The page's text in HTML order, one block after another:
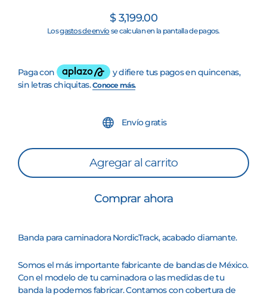
Precio
habitual
$ 3,199.00
Losgastos de envío se calculan en la pantalla de pagos.
Envío gratis
Agregar al carrito
Comprar ahora
Banda para caminadoraNordicTrack, acabado diamante.
Somos el más importante fabricante de bandas de México.
Con el modelo de tu caminadora o las medidas de tu
banda la podemos fabricar. Contamos con cobertura de